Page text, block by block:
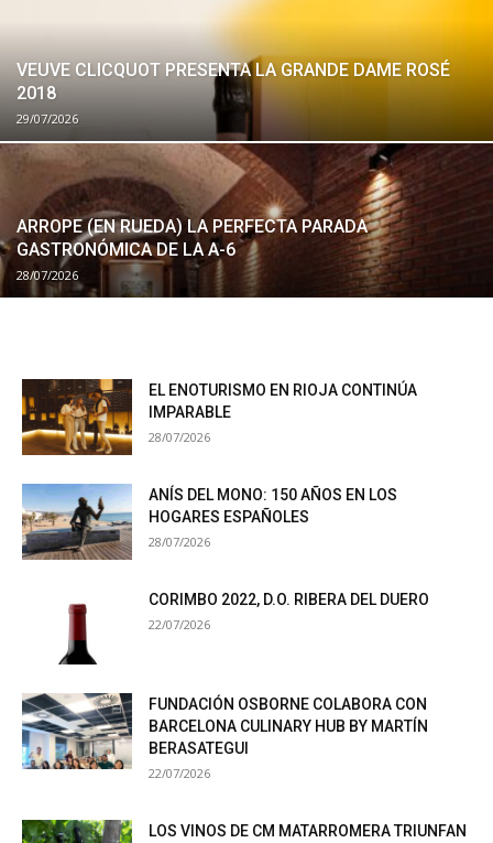
VEUVE CLICQUOT PRESENTA LA GRANDE DAME ROSÉ
2018
29/07/2026
ARROPE (EN RUEDA) LA PERFECTA PARADA
GASTRONÓMICA DE LA A-6
28/07/2026
EL ENOTURISMO EN RIOJA CONTINÚA
IMPARABLE
28/07/2026
ANÍS DEL MONO: 150 AÑOS EN LOS
HOGARES ESPAÑOLES
28/07/2026
CORIMBO 2022, D.O. RIBERA DEL DUERO
22/07/2026
FUNDACIÓN OSBORNE COLABORA CON
BARCELONA CULINARY HUB BY MARTÍN
BERASATEGUI
22/07/2026
LOS VINOS DE CM MATARROMERA TRIUNFAN